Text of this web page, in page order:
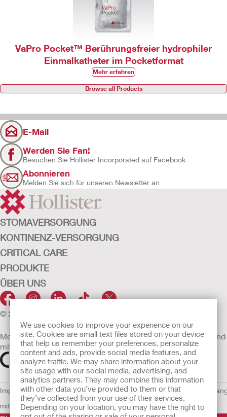
We use cookies to improve your experience on our
site. Cookies are small text files stored on your device
that help us remember your preferences, personalize
content and ads, provide social media features, and
analyze traffic. We may share information about your
site usage with our social media, advertising, and
analytics partners. They may combine this information
with other data you’ve provided to them or that
they’ve collected from your use of their services.
Depending on your location, you may have the right to
VaPro Pocket™ Berührungsfreier hydrophiler
Einmalkatheter im Pocketformat
Mehr erfahren
Browse all Products
E-Mail
Werden Sie Fan!
Besuchen Sie Hollister Incorporated auf Facebook
Abonnieren
Melden Sie sich für unseren Newsletter an
STOMAVERSORGUNG
KONTINENZ-VERSORGUNG
CRITICAL CARE
PRODUKTE
ÜBER UNS
© 2026 Hollister Incorporated
Medizinprodukte, die innerhalb der EU vertrieben werden, sind
mit einem der folgenden Symbole gekennzeichnet
Impressum AGB Nutzungsbedingungen Datenschutzerklärung
mit CookiesEU Whistleblowern-Mitteilung